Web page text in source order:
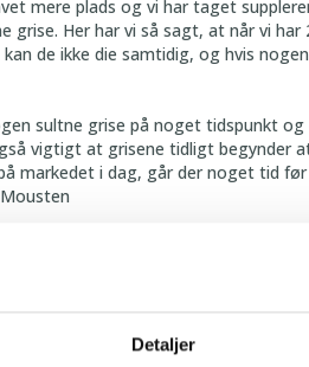
Detaljer
mere plads og vi har taget
grise. Her har vi så sagt, at når vi har
de ikke die samtidig, og hvis
sultne grise på noget tidspunkt og
vigtigt at grisene tidligt begynder
markedet i dag, går der noget tid
er formålet at alle grise fravænnes
have samme alder og derved samme